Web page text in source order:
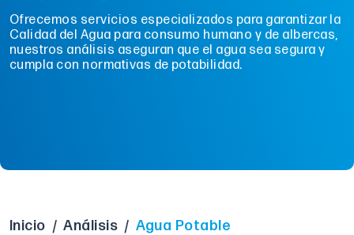
Ofrecemos servicios especializados para garantizar la
Calidad del Agua para consumo humano y de albercas,
nuestros análisis aseguran que el agua sea segura y
cumpla con normativas de potabilidad.
Inicio / Análisis / Agua Potable